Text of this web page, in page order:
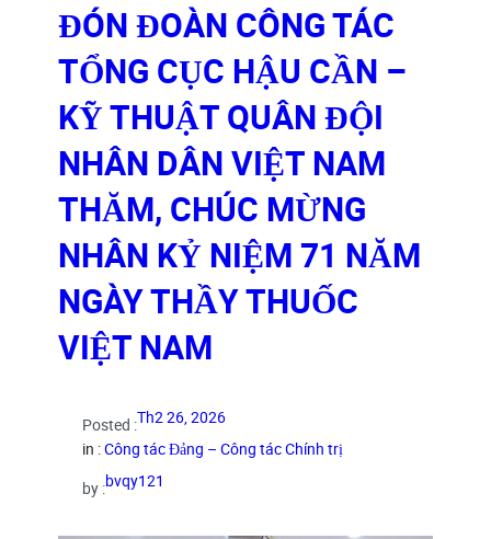
ĐÓN ĐOÀN CÔNG TÁC
TỔNG CỤC HẬU CẦN –
KỸ THUẬT QUÂN ĐỘI
NHÂN DÂN VIỆT NAM
THĂM, CHÚC MỪNG
NHÂN KỶ NIỆM 71 NĂM
NGÀY THẦY THUỐC
VIỆT NAM
Posted :Th2 26, 2026
in :Công tác Đảng – Công tác Chính trị
by :bvqy121